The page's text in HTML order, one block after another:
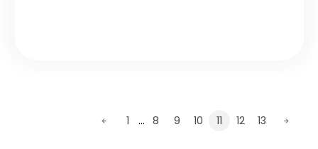
1 … 8 9 10 11 12 13